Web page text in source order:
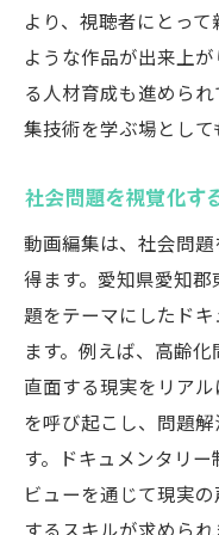
より、視聴者にとっ
ような作品が出来上
る人材育成も進めら
集技術を学ぶ場として
社会問題を視覚化す
動画編集は、社会問
得ます。愛知県愛知
題をテーマにしたド
ます。例えば、高齢
直面する現実をリア
を呼び起こし、問題
す。ドキュメンタリ
ビューを通じて現実
するスキルが求めら